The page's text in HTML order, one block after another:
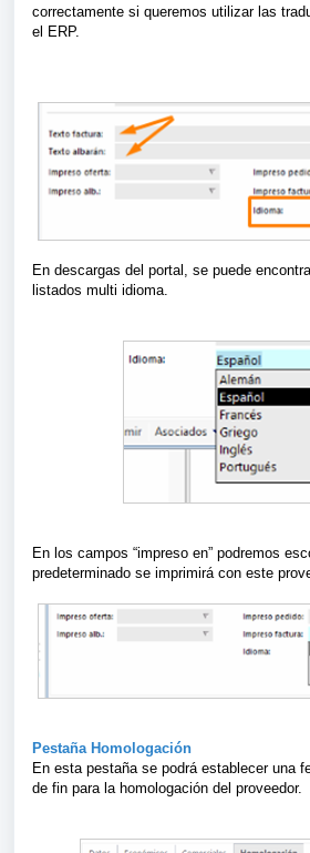
correctamente si queremos utilizar las
el ERP.
En descargas del portal, se puede
listados multi idioma.
En los campos “impreso en” podremos
predeterminado se imprimirá con este
Pestaña Homologación
En esta pestaña se podrá establecer una
de fin para la homologación del proveedor.